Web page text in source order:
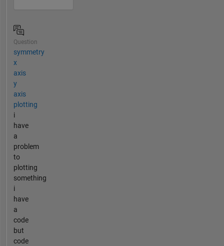
Question
symmetry
x
axis
y
axis
plotting
i
have
a
problem
to
plotting
something
i
have
a
code
but
code